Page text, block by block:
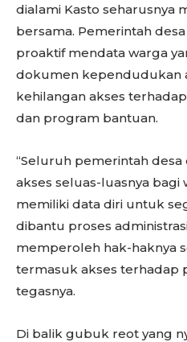
dialami Kasto seharusnya
bersama. Pemerintah
proaktif mendata warga
dokumen kependudukan
kehilangan akses
dan program bantuan.
“Seluruh pemerintah
akses seluas-luasnya
memiliki data diri untuk
dibantu proses
memperoleh hak-haknya
termasuk akses terhadap
tegasnya.
Di balik gubuk reot yang